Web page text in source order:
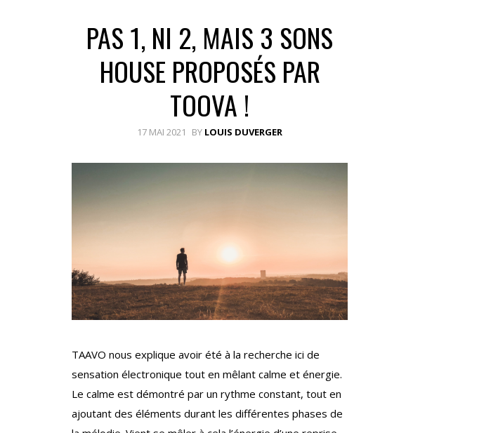
PAS 1, NI 2, MAIS 3 SONS
HOUSE PROPOSÉS PAR
TOOVA !
17 MAI 2021 BY LOUIS DUVERGER
TAAVO nous explique avoir été à la recherche ici de
sensation électronique tout en mêlant calme et énergie.
Le calme est démontré par un rythme constant, tout en
ajoutant des éléments durant les différentes phases de